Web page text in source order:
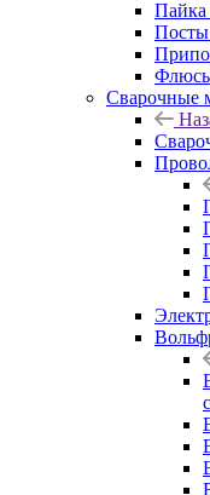
Пайка
Посты
Сварочные